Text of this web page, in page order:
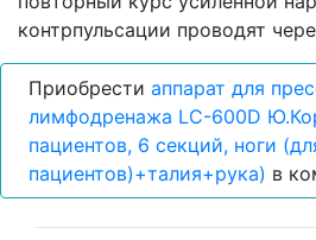
контрпульсации проводят
Приобрести аппарат для
лимфодренажа LC-600D
пациентов, 6 секций, ноги
пациентов)+талия+рука) в